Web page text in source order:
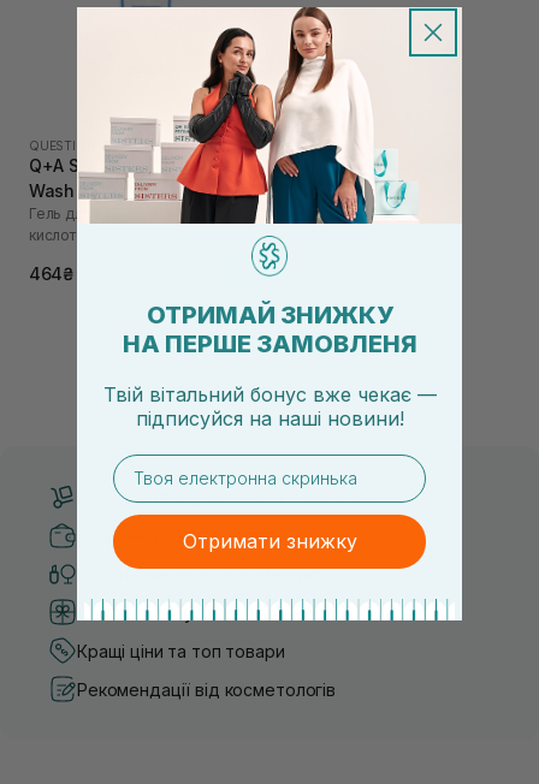
QUESTION AND ANSWER| Q+A SALICYLIC ACID
Q+A Salicylic Acid Body
Wash 250 мл
Гель для тіла з саліциловою
кислотою
464₴
Безкоштовна доставка від 3000 UAH
Безпечні способи оплати
Тільки оригінальна косметика
Система бонусів та лояльності
Кращі ціни та топ товари
Рекомендації від косметологів
ОТРИМАЙ ЗНИЖКУ
НА ПЕРШЕ ЗАМОВЛЕНЯ
Твій вітальний бонус вже чекає —
підписуйся на наші новини!
email
Отримати знижку